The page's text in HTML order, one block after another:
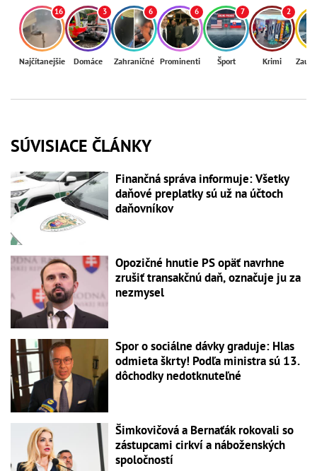
16
Najčítanejšie
3
Domáce
6
Zahraničné
6
Prominenti
7
Šport
2
Krimi
SÚVISIACE ČLÁNKY
Finančná správa informuje: Všetky
daňové preplatky sú už na účtoch
daňovníkov
Opozičné hnutie PS opäť navrhne
zrušiť transakčnú daň, označuje ju za
nezmysel
Spor o sociálne dávky graduje: Hlas
odmieta škrty! Podľa ministra sú 13.
dôchodky nedotknuteľné
Šimkovičová a Bernaťák rokovali so
zástupcami cirkví a náboženských
spoločností